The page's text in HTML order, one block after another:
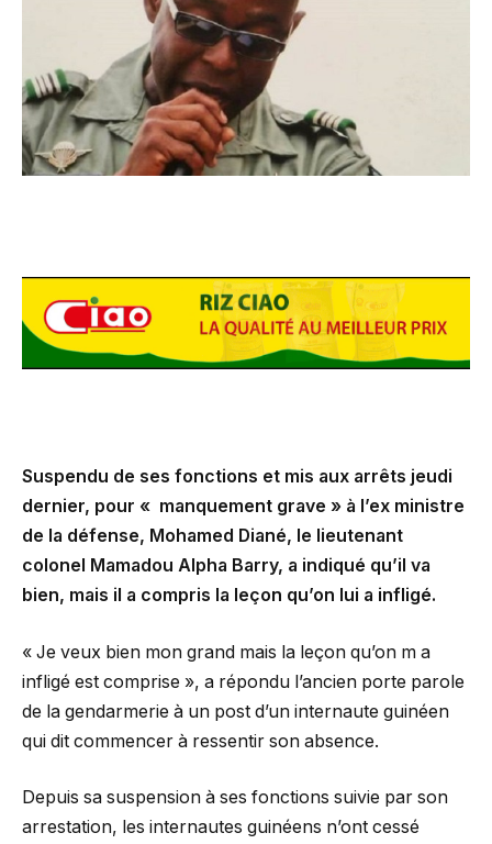
Suspendu de ses fonctions et mis aux arrêts jeudi
dernier, pour « manquement grave » à l’ex ministre
de la défense, Mohamed Diané, le lieutenant
colonel Mamadou Alpha Barry, a indiqué qu’il va
bien, mais il a compris la leçon qu’on lui a infligé.
« Je veux bien mon grand mais la leçon qu’on m a
infligé est comprise », a répondu l’ancien porte parole
de la gendarmerie à un post d’un internaute guinéen
qui dit commencer à ressentir son absence.
Depuis sa suspension à ses fonctions suivie par son
arrestation, les internautes guinéens n’ont cessé